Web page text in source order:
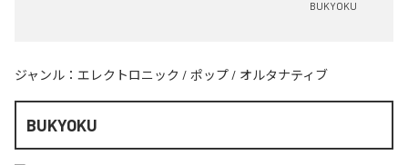
BUKYOKU
ジャンル： エレクトロニック / ポップ / オルタナティブ
BUKYOKU